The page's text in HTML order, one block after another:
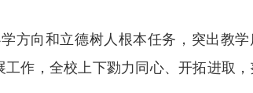
方向和立德树人根本任务，突出教学
作，全校上下勠力同心、开拓进取